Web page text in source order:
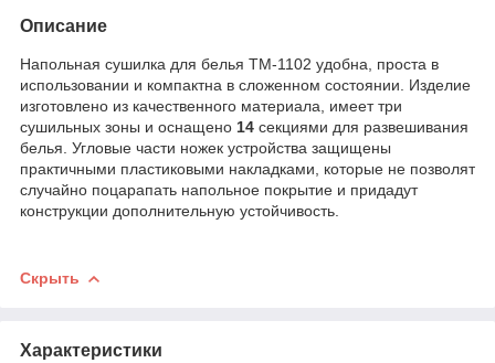
Описание
Напольная сушилка для белья TM-1102 удобна, проста в
использовании и компактна в сложенном состоянии. Изделие
изготовлено из качественного материала, имеет три
сушильных зоны и оснащено 14 секциями для развешивания
белья. Угловые части ножек устройства защищены
практичными пластиковыми накладками, которые не позволят
случайно поцарапать напольное покрытие и придадут
конструкции дополнительную устойчивость.
Скрыть
Характеристики